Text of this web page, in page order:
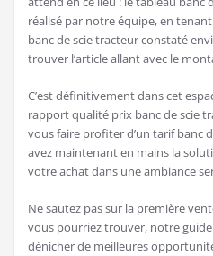
réalisé par notre équipe, en
banc de scie tracteur constaté
trouver l’article allant avec le
C’est définitivement dans cet
rapport qualité prix banc de scie
vous faire profiter d’un tarif banc
avez maintenant en mains la
votre achat dans une ambiance
Ne sautez pas sur la première
vous pourriez trouver, notre
dénicher de meilleures